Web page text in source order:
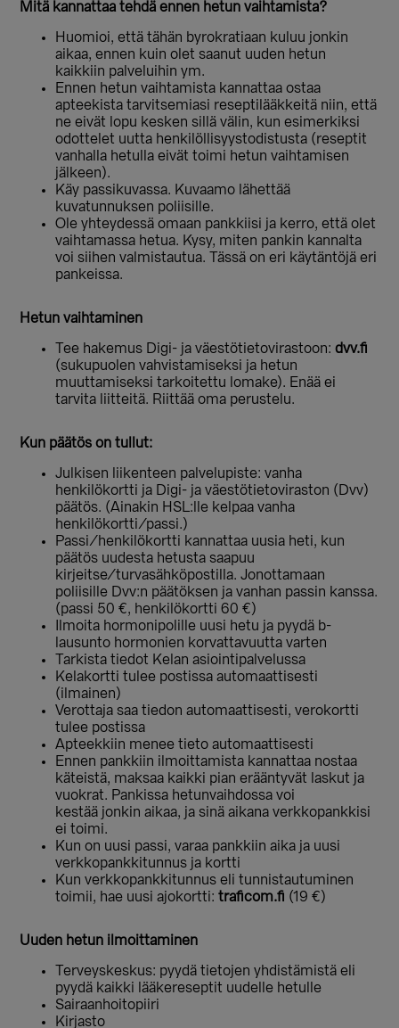
Mitä kannattaa tehdä ennen hetun vaihtamista?
Huomioi, että tähän byrokratiaan kuluu jonkin
aikaa, ennen kuin olet saanut uuden hetun
kaikkiin palveluihin ym.
Ennen hetun vaihtamista kannattaa ostaa
apteekista tarvitsemiasi reseptilääkkeitä niin, että
ne eivät lopu kesken sillä välin, kun esimerkiksi
odottelet uutta henkilöllisyystodistusta (reseptit
vanhalla hetulla eivät toimi hetun vaihtamisen
jälkeen).
Käy passikuvassa. Kuvaamo lähettää
kuvatunnuksen poliisille.
Ole yhteydessä omaan pankkiisi ja kerro, että olet
vaihtamassa hetua. Kysy, miten pankin kannalta
voi siihen valmistautua. Tässä on eri käytäntöjä eri
pankeissa.
Hetun vaihtaminen
Tee hakemus Digi- ja väestötietovirastoon:dvv.fi
(sukupuolen vahvistamiseksi ja hetun
muuttamiseksi tarkoitettu lomake). Enää ei
tarvita liitteitä. Riittää oma perustelu.
Kun päätös on tullut:
Julkisen liikenteen palvelupiste: vanha
henkilökortti ja Digi- ja väestötietoviraston (Dvv)
päätös. (Ainakin HSL:lle kelpaa vanha
henkilökortti/passi.)
Passi/henkilökortti kannattaa uusia heti, kun
päätös uudesta hetusta saapuu
kirjeitse/turvasähköpostilla. Jonottamaan
poliisille Dvv:n päätöksen ja vanhan passin kanssa.
(passi 50 €, henkilökortti 60 €)
Ilmoita hormonipolille uusi hetu ja pyydä b-
lausunto hormonien korvattavuutta varten
Tarkista tiedot Kelan asiointipalvelussa
Kelakortti tulee postissa automaattisesti
(ilmainen)
Verottaja saa tiedon automaattisesti, verokortti
tulee postissa
Apteekkiin menee tieto automaattisesti
Ennen pankkiin ilmoittamista kannattaa nostaa
käteistä, maksaa kaikki pian erääntyvät laskut ja
vuokrat. Pankissa hetunvaihdossa voi
kestää jonkin aikaa, ja sinä aikana verkkopankkisi
ei toimi.
Kun on uusi passi, varaa pankkiin aika ja uusi
verkkopankkitunnus ja kortti
Kun verkkopankkitunnus eli tunnistautuminen
toimii, hae uusi ajokortti:traficom.fi (19 €)
Uuden hetun ilmoittaminen
Terveyskeskus: pyydä tietojen yhdistämistä eli
pyydä kaikki lääkereseptit uudelle hetulle
Sairaanhoitopiiri
Kirjasto